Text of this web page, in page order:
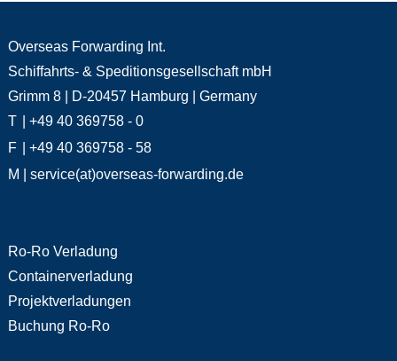
Overseas Forwarding Int.
Schiffahrts- & Speditionsgesellschaft mbH
Grimm 8 | D-20457 Hamburg | Germany
T
| +49 40 369758 - 0
F
| +49 40 369758 - 58
M
| service(at)overseas-forwarding.de
Ro-Ro Verladung
Containerverladung
Projektverladungen
Buchung Ro-Ro